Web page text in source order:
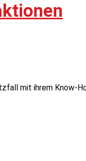
mit ihrem Know-